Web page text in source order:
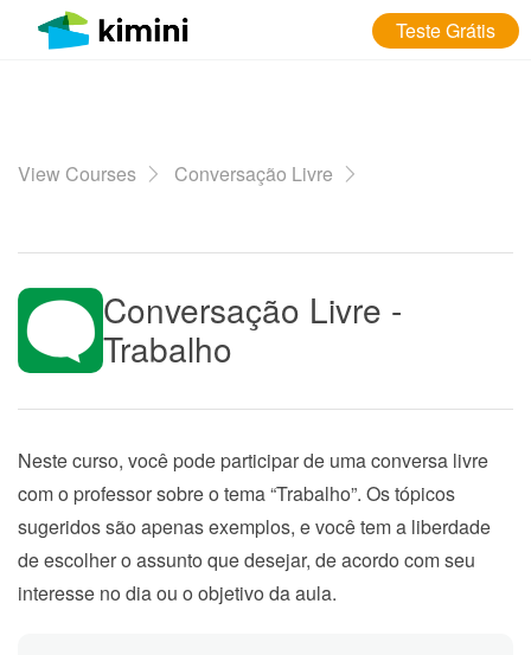
Teste Grátis
View Courses Conversação Livre
Conversação Livre -
Trabalho
Neste curso, você pode participar de uma conversa livre
com o professor sobre o tema “Trabalho”. Os tópicos
sugeridos são apenas exemplos, e você tem a liberdade
de escolher o assunto que desejar, de acordo com seu
interesse no dia ou o objetivo da aula.